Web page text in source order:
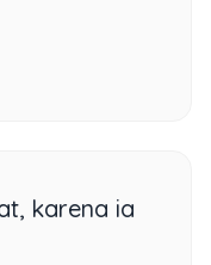
karena ia